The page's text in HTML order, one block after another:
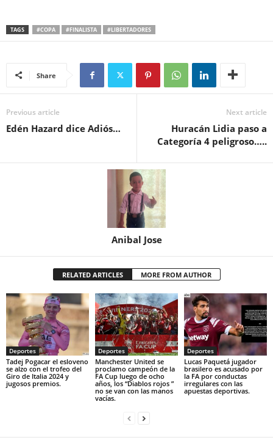
TAGS #COPA #FINALISTA #LIBERTADORES
Share
Previous article
Edén Hazard dice Adiós…
Next article
Huracán Lidia paso a
Categoría 4 peligroso…..
Anibal Jose
RELATED ARTICLES MORE FROM AUTHOR
Deportes
Tadej Pogacar el esloveno
se alzo con el trofeo del
Giro de Italia 2024 y
jugosos premios.
Deportes
Manchester United se
proclamo campeón de la
FA Cup luego de ocho
años, los “Diablos rojos ”
no se van con las manos
vacías.
Deportes
Lucas Paquetá jugador
brasilero es acusado por
la FA por conductas
irregulares con las
apuestas deportivas.